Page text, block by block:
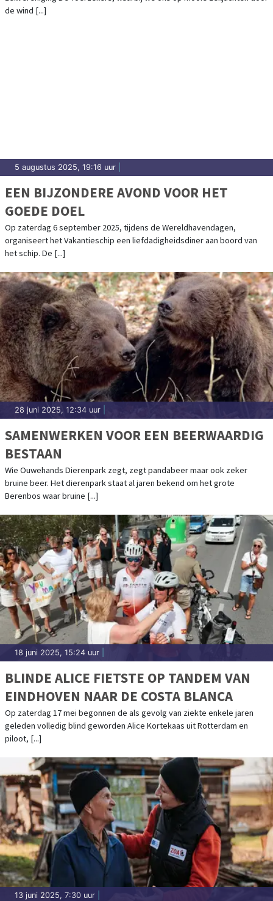
de wind [...]
5 augustus 2025, 19:16 uur
EEN BIJZONDERE AVOND VOOR HET
GOEDE DOEL
Op zaterdag 6 september 2025, tijdens de Wereldhavendagen,
organiseert het Vakantieschip een liefdadigheidsdiner aan boord van
het schip. De [...]
28 juni 2025, 12:34 uur
SAMENWERKEN VOOR EEN BEERWAARDIG
BESTAAN
Wie Ouwehands Dierenpark zegt, zegt pandabeer maar ook zeker
bruine beer. Het dierenpark staat al jaren bekend om het grote
Berenbos waar bruine [...]
18 juni 2025, 15:24 uur
BLINDE ALICE FIETSTE OP TANDEM VAN
EINDHOVEN NAAR DE COSTA BLANCA
Op zaterdag 17 mei begonnen de als gevolg van ziekte enkele jaren
geleden volledig blind geworden Alice Kortekaas uit Rotterdam en
piloot, [...]
13 juni 2025, 7:30 uur